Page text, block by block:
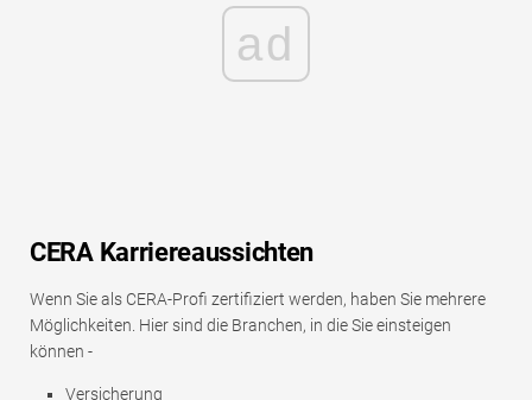
ad
CERA Karriereaussichten
Wenn Sie als CERA-Profi zertifiziert werden, haben Sie mehrere
Möglichkeiten. Hier sind die Branchen, in die Sie einsteigen
können -
Versicherung